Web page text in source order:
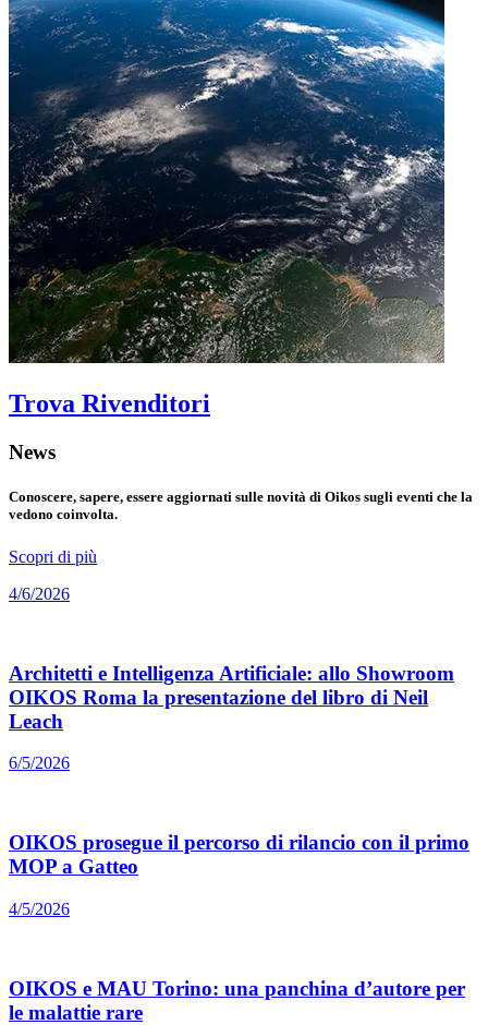
Trova Rivenditori
News
Conoscere, sapere, essere aggiornati sulle novità di Oikos sugli eventi che la
vedono coinvolta.
Scopri di più
4/6/2026
Architetti e Intelligenza Artificiale: allo Showroom
OIKOS Roma la presentazione del libro di Neil
Leach
6/5/2026
OIKOS prosegue il percorso di rilancio con il primo
MOP a Gatteo
4/5/2026
OIKOS e MAU Torino: una panchina d’autore per
le malattie rare